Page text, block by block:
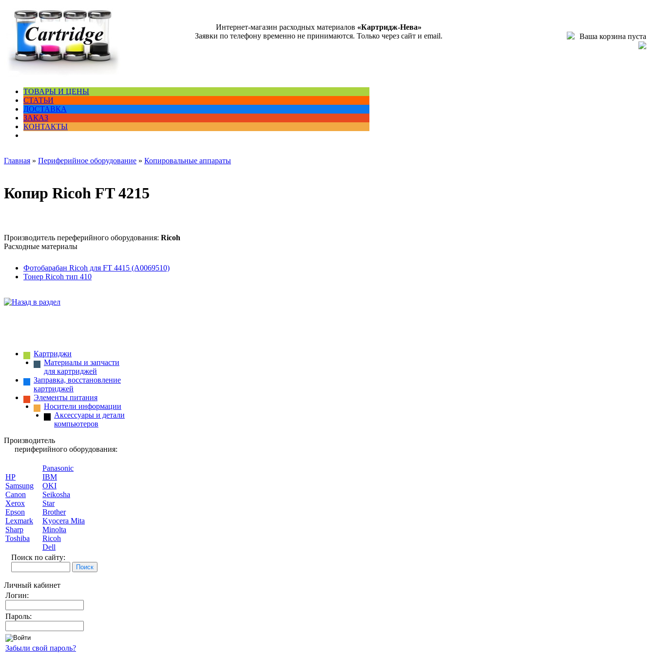
Интернет-магазин расходных материалов «Картридж-Нева»
Заявки по телефону временно не принимаются. Только через сайт и email.
Ваша корзина пуста
ТОВАРЫ И ЦЕНЫ
СТАТЬИ
ДОСТАВКА
ЗАКАЗ
КОНТАКТЫ
Главная » Периферийное оборудование » Копировальные аппараты
Копир Ricoh FT 4215
Производитель переферийного оборудования: Ricoh
Расходные материалы
Фотобарабан Ricoh для FT 4415 (A0069510)
Тонер Ricoh тип 410
Картриджи
Материалы и запчасти
для картриджей
Заправка, восстановление
картриджей
Элементы питания
Носители информации
Аксессуары и детали
компьютеров
Производитель
периферийного оборудования:
HP
Samsung
Canon
Xerox
Epson
Lexmark
Sharp
Toshiba
Panasonic
IBM
OKI
Seikosha
Star
Brother
Kyocera Mita
Minolta
Ricoh
Dell
Поиск по сайту:
Личный кабинет
Логин:
Пароль:
Забыли свой пароль?